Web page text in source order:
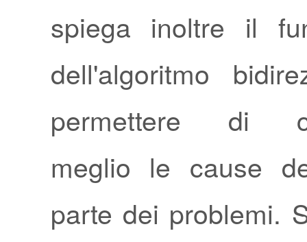
spiega inoltre il
dell'algoritmo
permettere di
meglio le cause
parte dei problemi.